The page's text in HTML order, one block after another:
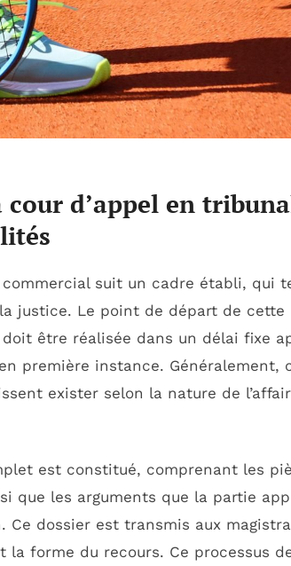
d’appel en
commercial suit un cadre établi, qui
justice. Le point de départ de cette
être réalisée dans un délai fixe
première instance. Généralement,
exister selon la nature de
est constitué, comprenant les
que les arguments que la partie
dossier est transmis aux
forme du recours. Ce processus